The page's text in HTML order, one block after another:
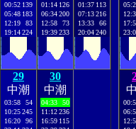
00:52 139
05:48 183
12:19
83
19:14224
01:14 126
06:34200
12:58
73
19:39233
01:37 113
07:13216
13:33
66
20:04240
29
中潮
03:58
54
10:25245
16:20
96
30
中潮
04:33
50
11:12236
16:59 115